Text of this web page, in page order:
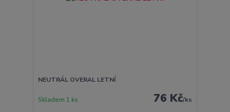
NEUTRÁL OVERAL LETNÍ
76 Kč/ks
Skladem 1 ks